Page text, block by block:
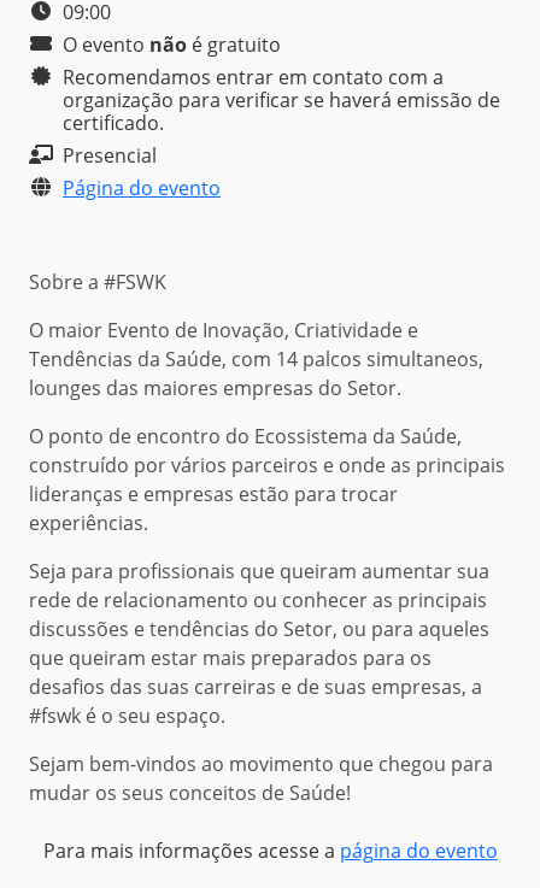
09:00
O evento não é gratuito
Recomendamos entrar em contato com a
organização para verificar se haverá emissão de
certificado.
Presencial
Página do evento
Sobre a #FSWK
O maior Evento de Inovação, Criatividade e
Tendências da Saúde, com 14 palcos simultaneos,
lounges das maiores empresas do Setor.
O ponto de encontro do Ecossistema da Saúde,
construído por vários parceiros e onde as principais
lideranças e empresas estão para trocar
experiências.
Seja para profissionais que queiram aumentar sua
rede de relacionamento ou conhecer as principais
discussões e tendências do Setor, ou para aqueles
que queiram estar mais preparados para os
desafios das suas carreiras e de suas empresas, a
#fswk é o seu espaço.
Sejam bem-vindos ao movimento que chegou para
mudar os seus conceitos de Saúde!
Para mais informações acesse a página do evento